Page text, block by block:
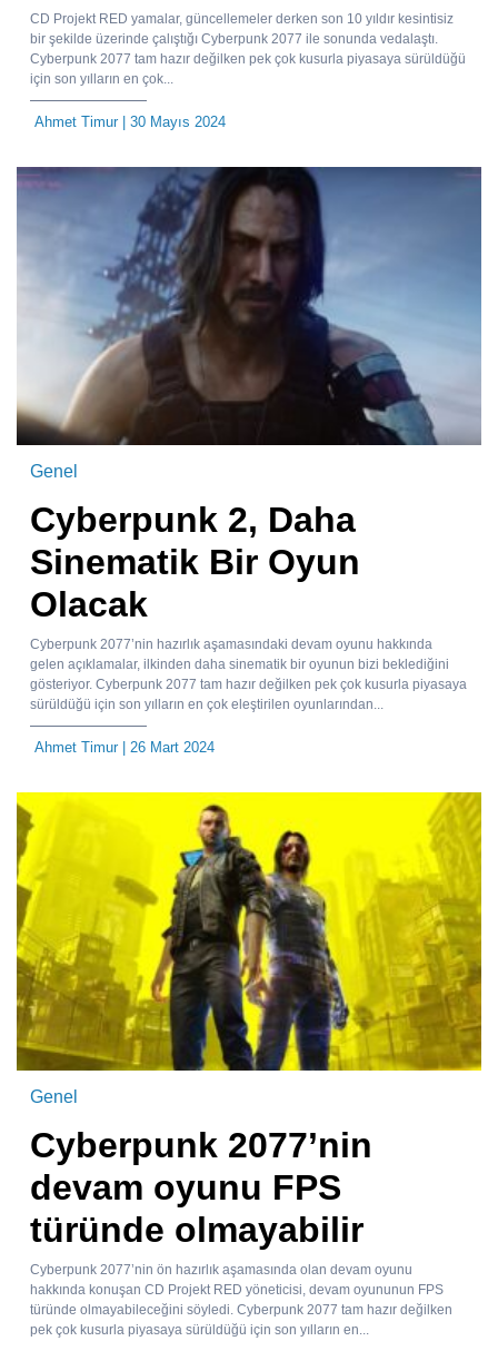
CD Projekt RED yamalar, güncellemeler derken son 10 yıldır kesintisiz
bir şekilde üzerinde çalıştığı Cyberpunk 2077 ile sonunda vedalaştı.
Cyberpunk 2077 tam hazır değilken pek çok kusurla piyasaya sürüldüğü
için son yılların en çok...
Ahmet Timur| 30 Mayıs 2024
Genel
Cyberpunk 2, Daha
Sinematik Bir Oyun
Olacak
Cyberpunk 2077’nin hazırlık aşamasındaki devam oyunu hakkında
gelen açıklamalar, ilkinden daha sinematik bir oyunun bizi beklediğini
gösteriyor. Cyberpunk 2077 tam hazır değilken pek çok kusurla piyasaya
sürüldüğü için son yılların en çok eleştirilen oyunlarından...
Ahmet Timur| 26 Mart 2024
Genel
Cyberpunk 2077’nin
devam oyunu FPS
türünde olmayabilir
Cyberpunk 2077’nin ön hazırlık aşamasında olan devam oyunu
hakkında konuşan CD Projekt RED yöneticisi, devam oyununun FPS
türünde olmayabileceğini söyledi. Cyberpunk 2077 tam hazır değilken
pek çok kusurla piyasaya sürüldüğü için son yılların en...